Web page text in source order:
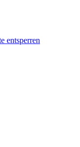
entsperren